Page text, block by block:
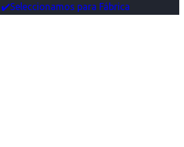
para Fábrica